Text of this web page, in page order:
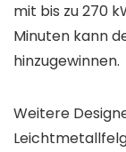
mit bis zu 270
Minuten kann
hinzugewinnen.
Weitere